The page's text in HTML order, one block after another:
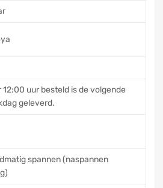
12:00 uur besteld is de volgende
geleverd.
spannen (naspannen